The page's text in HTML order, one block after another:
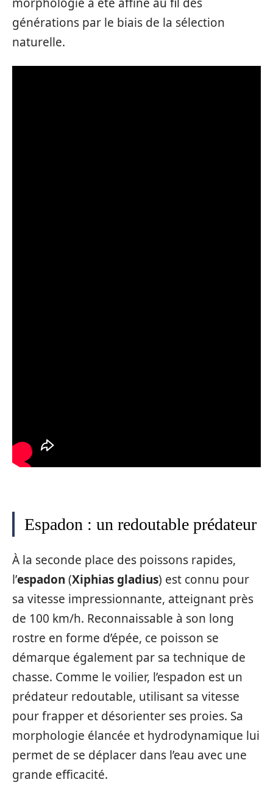
générations par le biais de la sélection
naturelle.
Espadon : un redoutable prédateur
À la seconde place des poissons rapides,
l’espadon (Xiphias gladius) est connu pour
sa vitesse impressionnante, atteignant près
de 100 km/h. Reconnaissable à son long
rostre en forme d’épée, ce poisson se
démarque également par sa technique de
chasse. Comme le voilier, l’espadon est un
prédateur redoutable, utilisant sa vitesse
pour frapper et désorienter ses proies. Sa
morphologie élancée et hydrodynamique lui
permet de se déplacer dans l’eau avec une
grande efficacité.